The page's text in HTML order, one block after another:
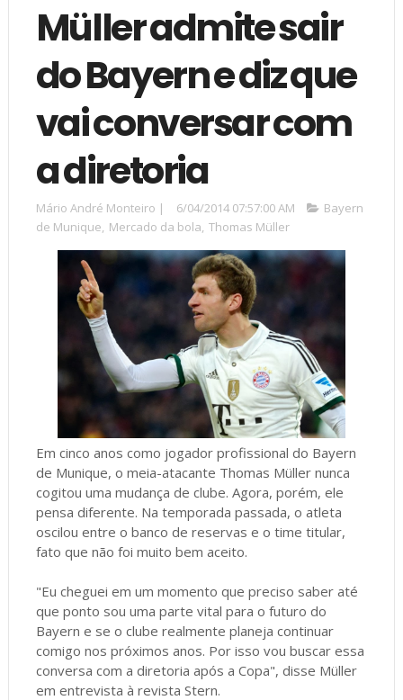
Müller admite sair
do Bayern e diz que
vai conversar com
a diretoria
Mário André Monteiro | 6/04/2014 07:57:00 AM
Bayern
de Munique, Mercado da bola, Thomas Müller
Em cinco anos como jogador profissional do Bayern
de Munique, o meia-atacante Thomas Müller nunca
cogitou uma mudança de clube. Agora, porém, ele
pensa diferente. Na temporada passada, o atleta
oscilou entre o banco de reservas e o time titular,
fato que não foi muito bem aceito.
"Eu cheguei em um momento que preciso saber até
que ponto sou uma parte vital para o futuro do
Bayern e se o clube realmente planeja continuar
comigo nos próximos anos. Por isso vou buscar essa
conversa com a diretoria após a Copa", disse Müller
em entrevista à revista Stern.